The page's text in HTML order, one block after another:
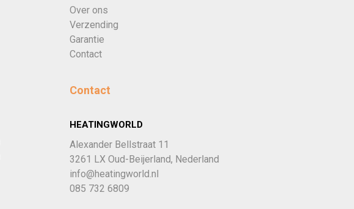
Over ons
Verzending
Garantie
Contact
Contact
HEATINGWORLD
Alexander Bellstraat 11
3261 LX Oud-Beijerland, Nederland
info@heatingworld.nl
085 732 6809